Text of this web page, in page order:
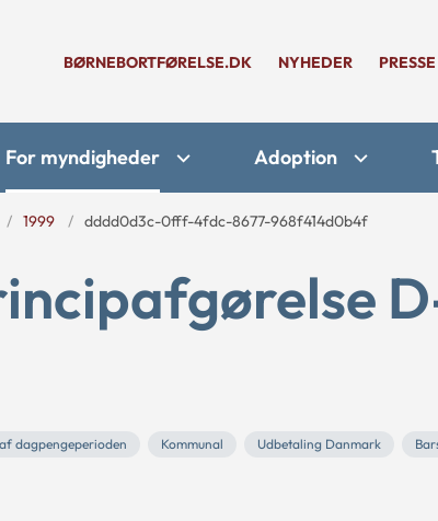
BØRNEBORTFØRELSE.DK NYHEDER PRESSE
For myndigheder Adoption
1999 dddd0d3c-0fff-4fdc-8677-968f414d0b4f
dagpengeperioden Kommunal Udbetaling Danmark